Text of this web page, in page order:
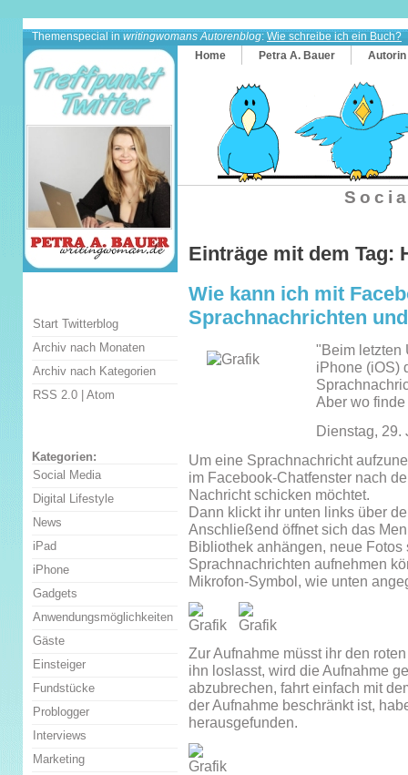
Themenspecial in writingwomans Autorenblog: Wie schreibe ich ein Buch?
Home
Petra A. Bauer Autorin
Einträge mit dem Tag:
Wie kann ich mit
Sprachnachrichten
"Beim letzten
iPhone (iOS)
Aber wo
Dienstag, 29.
Um eine Sprachnachricht
im Facebook-Chatfenster nach
Nachricht schicken möchtet.
Dann klickt ihr unten links über
Anschließend öffnet sich das
Bibliothek anhängen, neue
Sprachnachrichten aufnehmen
Mikrofon-Symbol, wie unten
Zur Aufnahme müsst ihr den
ihn loslasst, wird die Aufnahme
abzubrechen, fahrt einfach mit
der Aufnahme beschränkt ist,
herausgefunden.
Start Twitterblog
Archiv nach Monaten
Archiv nach Kategorien
RSS 2.0 | Atom
Kategorien:
Social Media
Digital Lifestyle
News
iPad
iPhone
Gadgets
Anwendungsmöglichkeiten
Gäste
Einsteiger
Fundstücke
Problogger
Interviews
Marketing